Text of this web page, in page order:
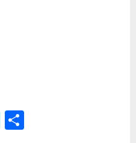
Telegram